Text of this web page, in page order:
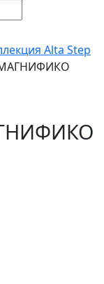
Alta Step
МАГНИФИКО